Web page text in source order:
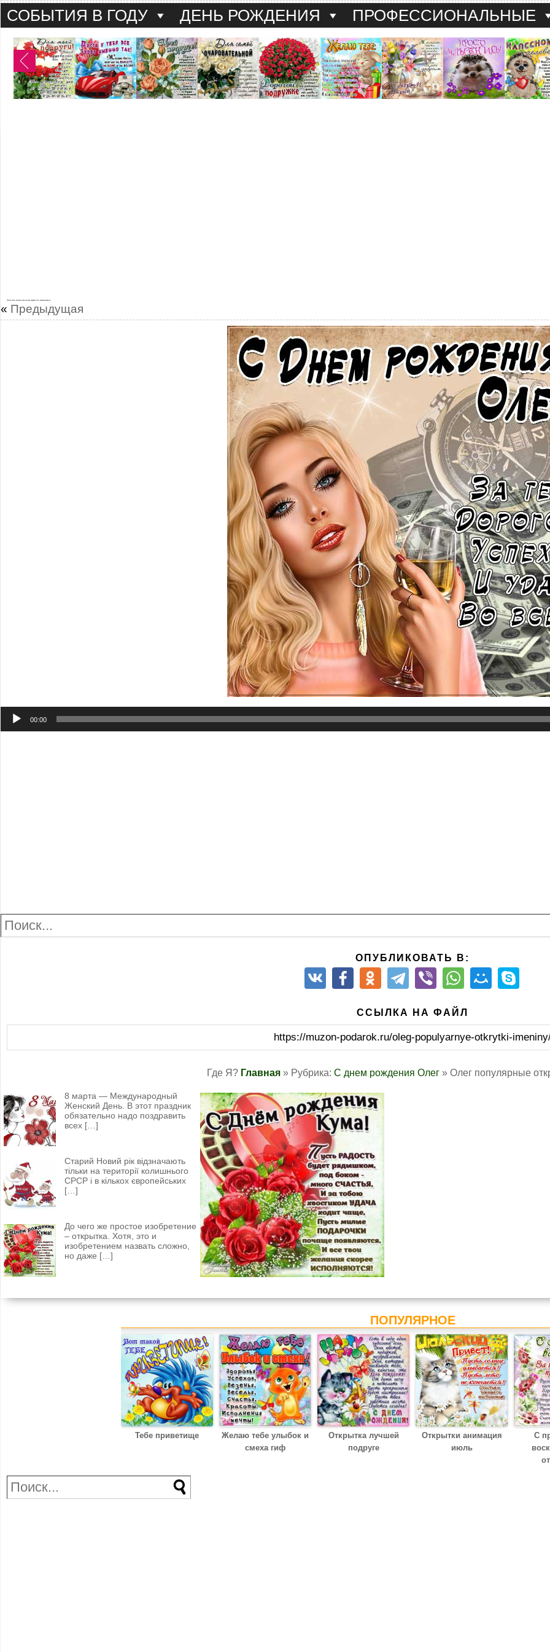
СОБЫТИЯ В ГОДУ ДЕНЬ РОЖДЕНИЯ ПРОФЕССИОНАЛЬНЫЕ
« Предыдущая
Аудиоплеер
00:00
ОПУБЛИКОВАТЬ В:
ССЫЛКА НА ФАЙЛ
https://muzon-podarok.ru/oleg-populyarnye-otkrytki-
Где Я? Главная» Рубрика: С днем рождения Олег» Олег популярные
8 марта — Международный
Женский День. В этот праздник
обязательно надо поздравить
всех […]
Старий Новий рік відзначають
тільки на території колишнього
СРСР і в кількох європейських
[…]
До чего же простое изобретение
– открытка. Хотя, это и
изобретением назвать сложно,
но даже […]
ПОПУЛЯРНОЕ
Тебе приветище
Желаю тебе улыбок и
смеха гиф
Открытка лучшей
подруге
Открытки анимация
июль
С